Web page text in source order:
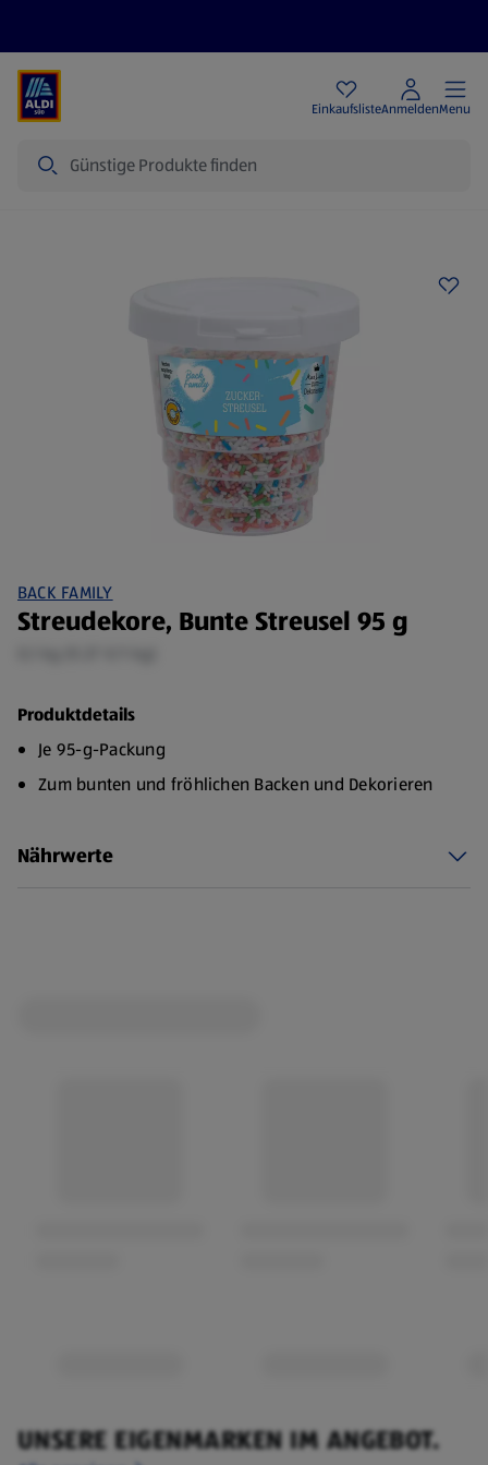
EinkaufslisteAnmeldenMenu
BACK FAMILY
Streudekore, Bunte Streusel 95 g
Produktdetails
Je 95-g-Packung
Zum bunten und fröhlichen Backen und Dekorieren
Nährwerte
UNSERE EIGENMARKEN IM ANGEBOT.